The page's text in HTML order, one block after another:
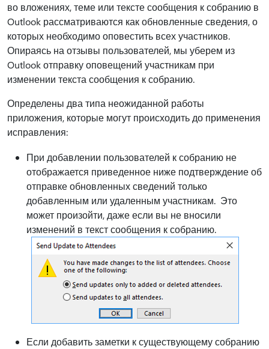
во вложениях, теме или тексте сообщения к собранию в
Outlook рассматриваются как обновленные сведения, о
которых необходимо оповестить всех участников.
Опираясь на отзывы пользователей, мы уберем из
Outlook отправку оповещений участникам при
изменении текста сообщения к собранию.
Определены два типа неожиданной работы
приложения, которые могут происходить до применения
исправления:
При добавлении пользователей к собранию не
отображается приведенное ниже подтверждение об
отправке обновленных сведений только
добавленным или удаленным участникам. Это
может произойти, даже если вы не вносили
изменений в текст сообщения к собранию.
Если добавить заметки к существующему собранию